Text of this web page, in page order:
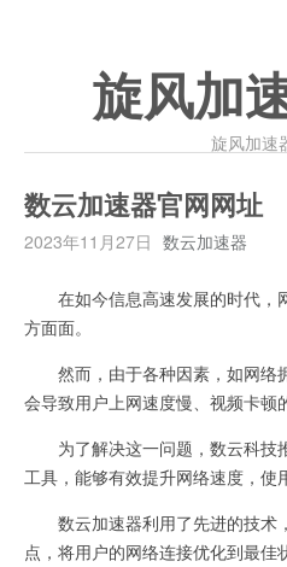
旋风加
旋风加速
数云加速器官网网址
2023年11月27日 数云加速器
在如今信息高速发展的时代，
方面面。
然而，由于各种因素，如网络
会导致用户上网速度慢、视频卡顿
为了解决这一问题，数云科技
工具，能够有效提升网络速度，使
数云加速器利用了先进的技术
点，将用户的网络连接优化到最佳